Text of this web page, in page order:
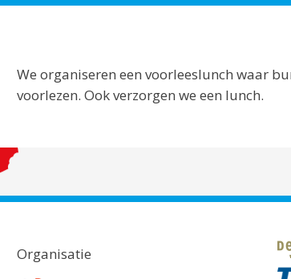
We organiseren een voorleeslunch waar
voorlezen. Ook verzorgen we een lunch.
Organisatie